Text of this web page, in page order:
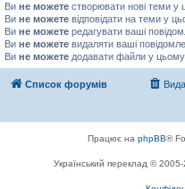
Ви не можете створювати нові теми у
Ви не можете відповідати на теми у
Ви не можете редагувати ваші
Ви не можете видаляти ваші
Ви не можете додавати файли у
Список форумів
Працює на phpBB®
Український переклад ©